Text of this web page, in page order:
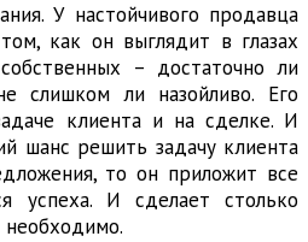
У настойчивого продавца
как он выглядит в глазах
– достаточно ли
слишком ли назойливо. Его
клиента и на сделке. И
шанс решить задачу клиента
то он приложит все
успеха. И сделает столько
необходимо.